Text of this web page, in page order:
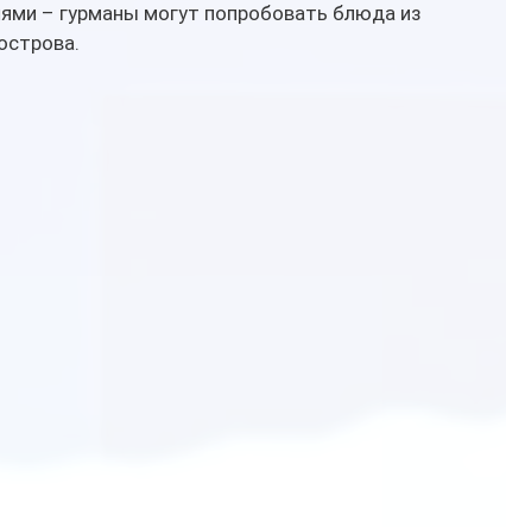
– гурманы могут попробовать блюда из